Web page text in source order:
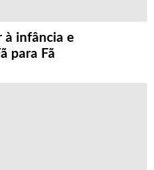
à infância e
para Fã